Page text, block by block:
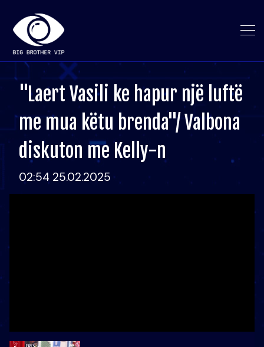
"Laert Vasili ke hapur një luftë
me mua këtu brenda"/ Valbona
diskuton me Kelly-n
02:54 25.02.2025